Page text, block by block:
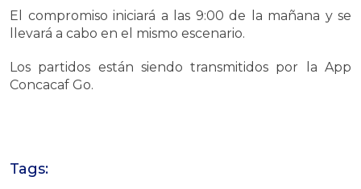
El compromiso iniciará a las 9:00 de la mañana y se
llevará a cabo en el mismo escenario.
Los partidos están siendo transmitidos por la App
Concacaf Go.
Tags: